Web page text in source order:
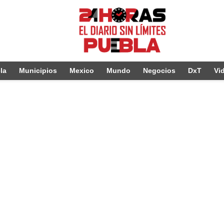
Municipios Mexico Mundo Negocios DxT